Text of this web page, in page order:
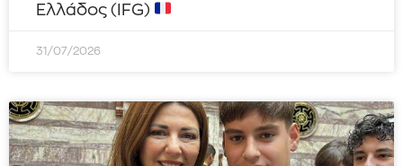
Ελλάδος (IFG)
31/07/2026